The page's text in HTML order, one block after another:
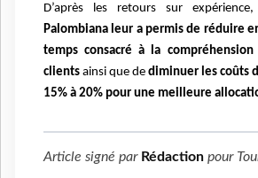
D’après les retours sur expérience,
Palombiana leur a permis de réduire
temps consacré à la
clients ainsi que de diminuer les coûts
15% à 20% pour une meilleure
Article signé par Rédaction pour